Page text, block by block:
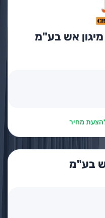
אש בע"מ
מחיר
בע"מ